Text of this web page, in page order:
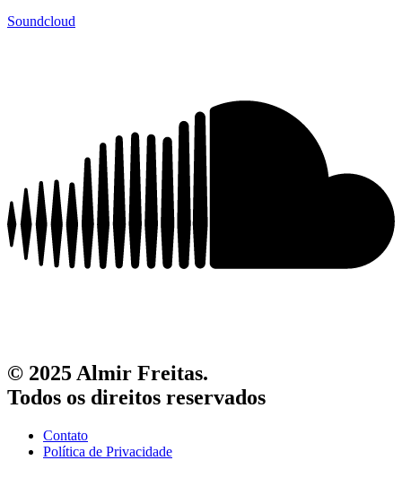
Soundcloud
© 2025 Almir Freitas.
Todos os direitos reservados
Contato
Política de Privacidade